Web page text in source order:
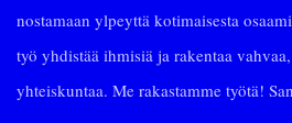
nostamaan ylpeyttä kotimaisesta
työ yhdistää ihmisiä ja rakentaa
yhteiskuntaa. Me rakastamme työtä!